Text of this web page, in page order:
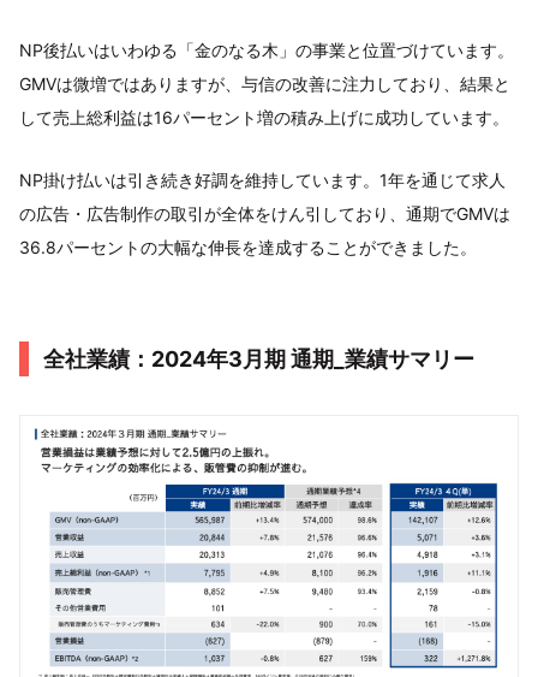
NP後払いはいわゆる「金のなる木」の事業と位置づけています。
GMVは微増ではありますが、与信の改善に注力しており、結果と
して売上総利益は16パーセント増の積み上げに成功しています。
NP掛け払いは引き続き好調を維持しています。1年を通じて求人
の広告・広告制作の取引が全体をけん引しており、通期でGMVは
36.8パーセントの大幅な伸長を達成することができました。
全社業績：2024年3月期 通期_業績サマリー